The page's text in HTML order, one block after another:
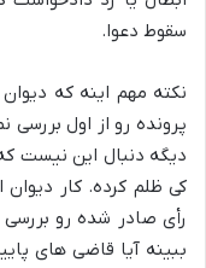
سقوط دعوا.
نکته مهم اینه که
پرونده رو از اول
دیگه دنبال این نیست
کی ظلم کرده. کار
رأی صادر شده رو
ببینه آیا قاضی های